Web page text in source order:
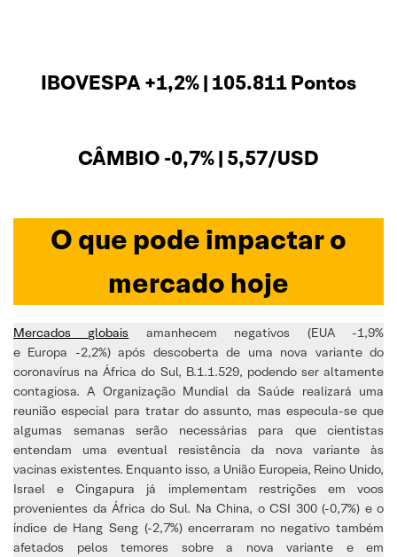
IBOVESPA +1,2% | 105.811 Pontos
CÂMBIO -0,7% | 5,57/USD
O que pode impactar o
mercado hoje
Mercados globais amanhecem negativos (EUA -1,9%
e Europa -2,2%) após descoberta de uma nova variante do
coronavírus na África do Sul, B.1.1.529, podendo ser altamente
contagiosa. A Organização Mundial da Saúde realizará uma
reunião especial para tratar do assunto, mas especula-se que
algumas semanas serão necessárias para que cientistas
entendam uma eventual resistência da nova variante às
vacinas existentes. Enquanto isso, a União Europeia, Reino Unido,
Israel e Cingapura já implementam restrições em voos
provenientes da África do Sul. Na China, o CSI 300 (-0,7%) e o
índice de Hang Seng (-2,7%) encerraram no negativo também
afetados pelos temores sobre a nova variante e em